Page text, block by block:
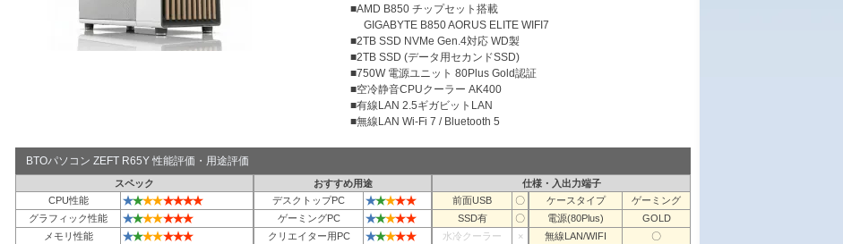
■AMD B850 チップセット搭載
GIGABYTE B850 AORUS ELITE WIFI7
■2TB SSD NVMe Gen.4対応 WD製
■2TB SSD (データ用セカンドSSD)
■750W 電源ユニット 80Plus Gold認証
■空冷静音CPUクーラー AK400
■有線LAN 2.5ギガビットLAN
■無線LAN Wi-Fi 7 / Bluetooth 5
BTOパソコン ZEFT R65Y 性能評価・用途評価
スペック おすすめ用途
仕様・入出力端子
CPU性能
★★★★★★★★ デスクトップPC ★★★★★ 前面USB 〇 ケースタイプ
ゲーミング
グラフィック性能
★★★★★★★ ゲーミングPC ★★★★★ SSD有 〇 電源(80Plus)
GOLD
メモリ性能
★★★★★★★ クリエイター用PC ★★★★★ 水冷クーラー × 無線LAN/WIFI
〇